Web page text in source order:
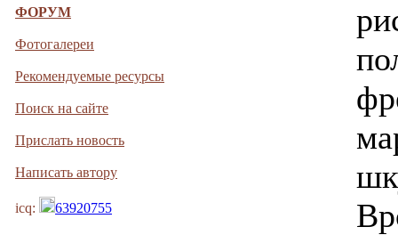
ФОРУМ
Фотогалереи
Рекомендуемые ресурсы
Поиск на сайте
Прислать новость
Написать автору
icq: 63920755